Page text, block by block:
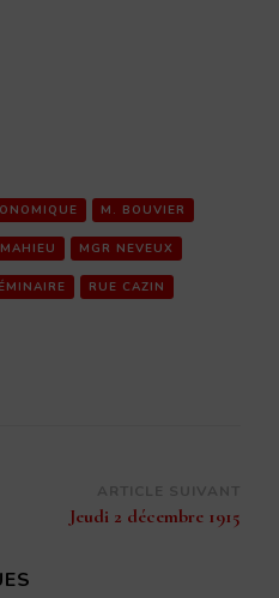
M. BOUVIER
MGR NEVEUX
RUE CAZIN
Jeudi 2 décembre 1915